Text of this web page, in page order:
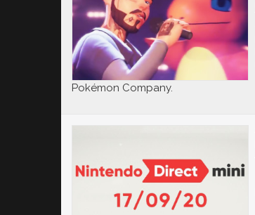
Pokémon Company.